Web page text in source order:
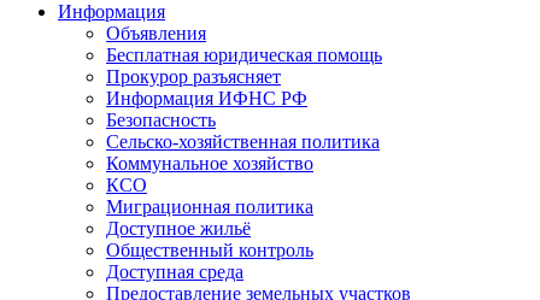
Информация
Объявления
Бесплатная юридическая помощь
Прокурор разъясняет
Информация ИФНС РФ
Безопасность
Сельско-хозяйственная политика
Коммунальное хозяйство
КСО
Миграционная политика
Доступное жильё
Общественный контроль
Доступная среда
Предоставление земельных участков